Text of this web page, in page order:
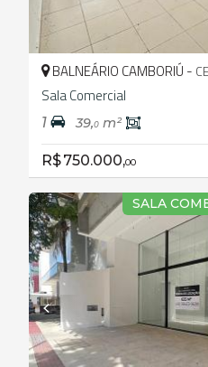
BALNEÁRIO CAMBORIÚ -
Sala Comercial
1 39,0m²
R$ 750.000,00
SALA